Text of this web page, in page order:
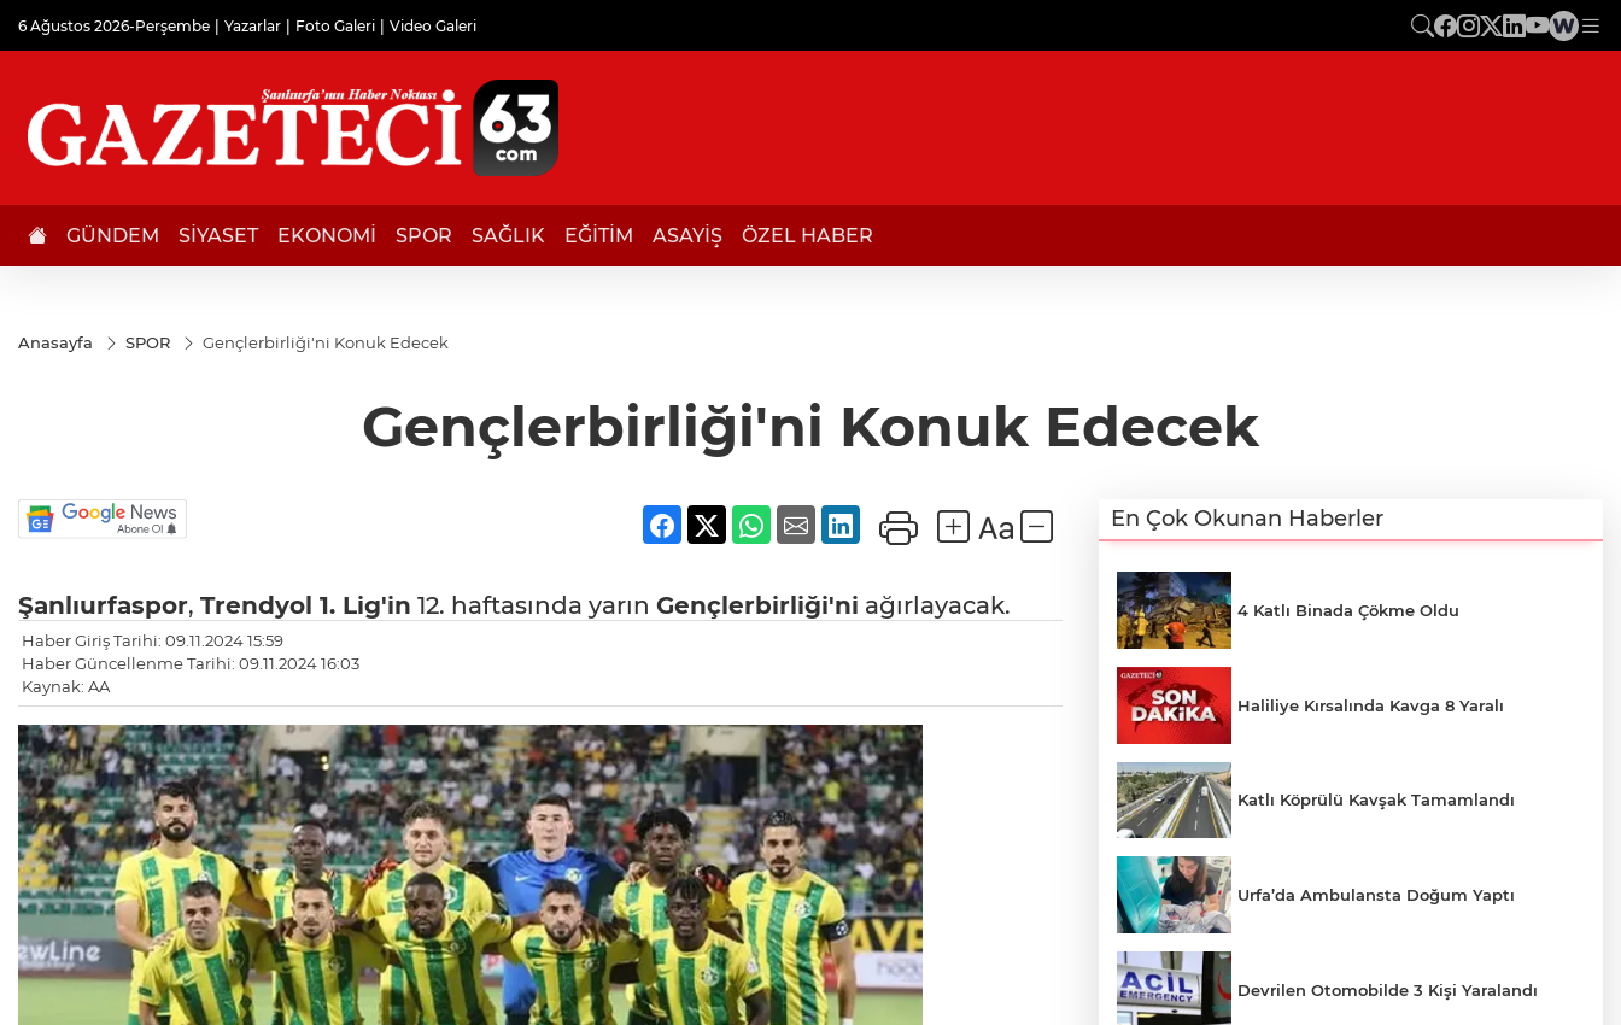
6 Ağustos 2026-Perşembe Yazarlar Foto Galeri Video Galeri
GÜNDEM SİYASET EKONOMİ SPOR SAĞLIK EĞİTİM ASAYİŞ ÖZEL HABER
Anasayfa SPOR Gençlerbirliği'ni Konuk Edecek
Gençlerbirliği'ni Konuk Edecek
Şanlıurfaspor, Trendyol 1. Lig'in 12. haftasında yarın Gençlerbirliği'ni ağırlayacak.
Haber Giriş Tarihi: 09.11.2024 15:59
Haber Güncellenme Tarihi: 09.11.2024 16:03
Kaynak: AA
En Çok Okunan Haberler
4 Katlı Binada Çökme Oldu
Haliliye Kırsalında Kavga 8 Yaralı
Katlı Köprülü Kavşak Tamamlandı
Urfa’da Ambulansta Doğum Yaptı
Devrilen Otomobilde 3 Kişi Yaralandı